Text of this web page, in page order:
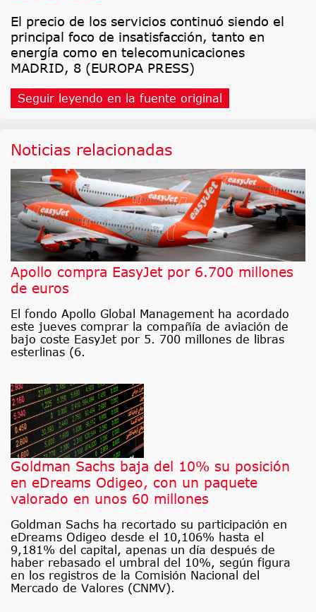
El precio de los servicios continuó siendo el
principal foco de insatisfacción, tanto en
energía como en telecomunicaciones
MADRID, 8 (EUROPA PRESS)
Seguir leyendo en la fuente original
Noticias relacionadas
Apollo compra EasyJet por 6.700 millones
de euros
El fondo Apollo Global Management ha acordado
este jueves comprar la compañía de aviación de
bajo coste EasyJet por 5. 700 millones de libras
esterlinas (6.
Goldman Sachs baja del 10% su posición
en eDreams Odigeo, con un paquete
valorado en unos 60 millones
Goldman Sachs ha recortado su participación en
eDreams Odigeo desde el 10,106% hasta el
9,181% del capital, apenas un día después de
haber rebasado el umbral del 10%, según figura
en los registros de la Comisión Nacional del
Mercado de Valores (CNMV).